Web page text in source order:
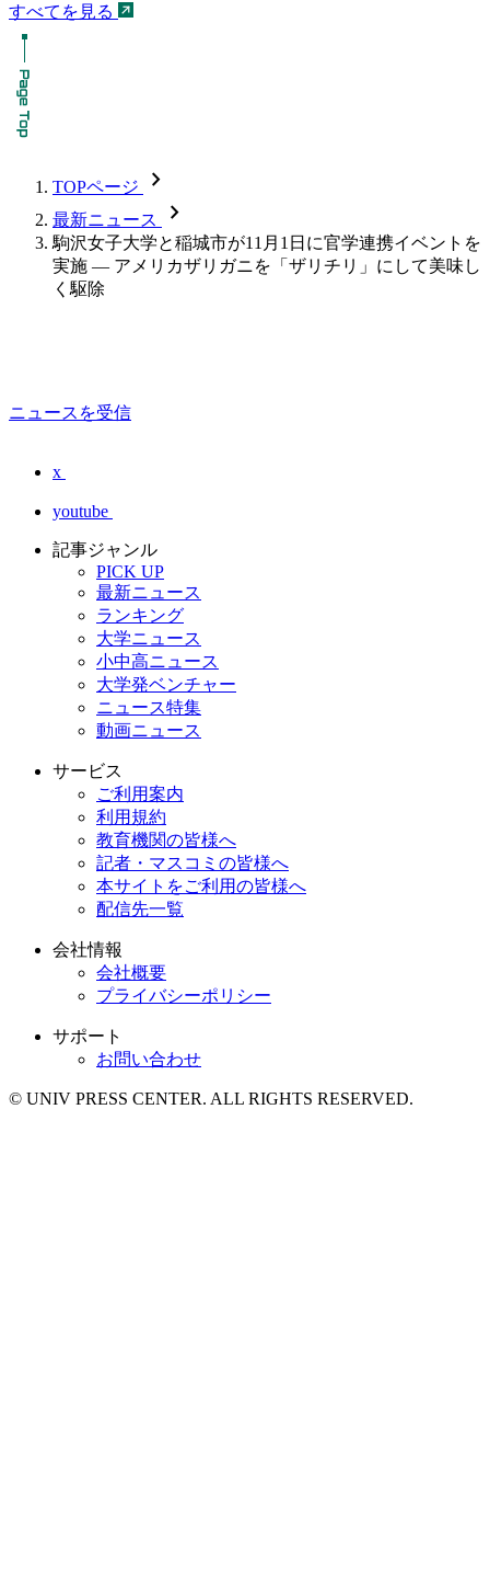
すべてを見る
TOPページ chevron_forward
最新ニュース chevron_forward
駒沢女子大学と稲城市が11月1日に官学連携イベントを
実施 — アメリカザリガニを「ザリチリ」にして美味し
く駆除
ニュースを受信
x
youtube
記事ジャンル
PICK UP
最新ニュース
ランキング
大学ニュース
小中高ニュース
大学発ベンチャー
ニュース特集
動画ニュース
サービス
ご利用案内
利用規約
教育機関の皆様へ
記者・マスコミの皆様へ
本サイトをご利用の皆様へ
配信先一覧
会社情報
会社概要
プライバシーポリシー
サポート
お問い合わせ
© UNIV PRESS CENTER. ALL RIGHTS RESERVED.